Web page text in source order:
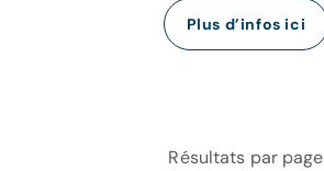
Plus d’infos ici
Résultats par page